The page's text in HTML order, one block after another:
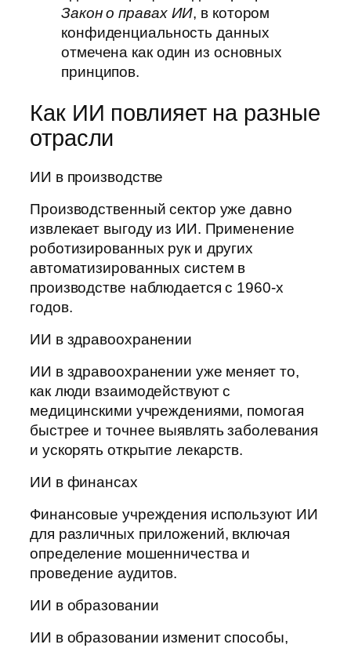
Закон о правах ИИ, в котором
конфиденциальность данных
отмечена как один из основных
принципов.
Как ИИ повлияет на разные
отрасли
ИИ в производстве
Производственный сектор уже давно
извлекает выгоду из ИИ. Применение
роботизированных рук и других
автоматизированных систем в
производстве наблюдается с 1960-х
годов.
ИИ в здравоохранении
ИИ в здравоохранении уже меняет то,
как люди взаимодействуют с
медицинскими учреждениями, помогая
быстрее и точнее выявлять заболевания
и ускорять открытие лекарств.
ИИ в финансах
Финансовые учреждения используют ИИ
для различных приложений, включая
определение мошенничества и
проведение аудитов.
ИИ в образовании
ИИ в образовании изменит способы,